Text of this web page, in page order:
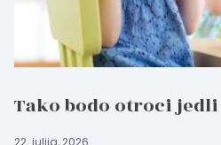
Tako bodo otroci
22. julija, 2026